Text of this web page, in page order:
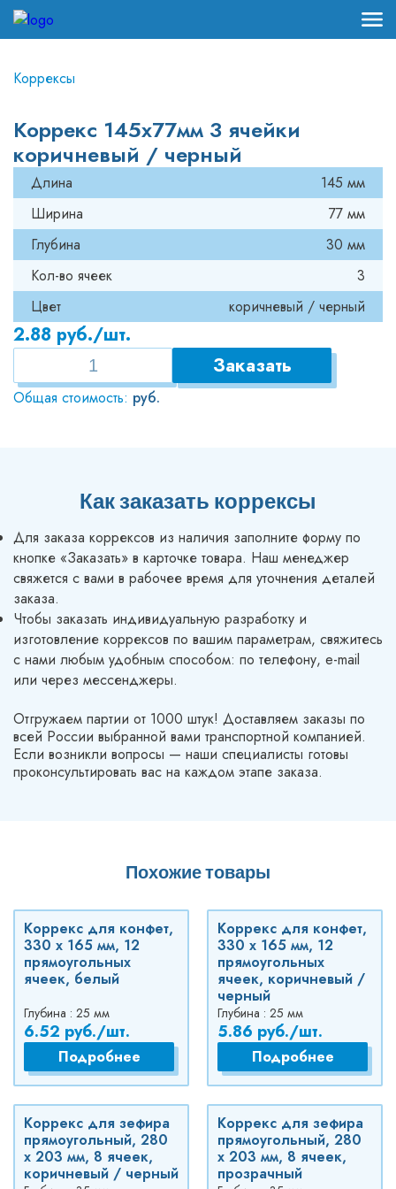
Коррексы
Коррекс 145x77мм 3 ячейки
коричневый / черный
Длина
145 мм
Ширина
77 мм
Глубина
30 мм
Кол-во ячеек
3
Цвет
коричневый / черный
2.88 руб./шт.
Заказать
Общая стоимость: руб.
Как заказать коррексы
Для заказа коррексов из наличия заполните форму по
кнопке «Заказать» в карточке товара. Наш менеджер
свяжется с вами в рабочее время для уточнения деталей
заказа.
Чтобы заказать индивидуальную разработку и
изготовление коррексов по вашим параметрам, свяжитесь
с нами любым удобным способом: по телефону, e-mail
или через мессенджеры.
Отгружаем партии от 1000 штук! Доставляем заказы по
всей России выбранной вами транспортной компанией.
Если возникли вопросы — наши специалисты готовы
проконсультировать вас на каждом этапе заказа.
Похожие товары
Коррекс для конфет,
330 x 165 мм, 12
прямоугольных
ячеек, белый
Глубина : 25 мм
6.52 руб./шт.
Подробнее
Коррекс для конфет,
330 x 165 мм, 12
прямоугольных
ячеек, коричневый /
черный
Глубина : 25 мм
5.86 руб./шт.
Подробнее
Коррекс для зефира
прямоугольный, 280
x 203 мм, 8 ячеек,
коричневый / черный
Коррекс для зефира
прямоугольный, 280
x 203 мм, 8 ячеек,
прозрачный
руб./шт.
Количество:шт.
Оформите заказ и мы свяжемся с Вами в
ближайшее время для уточнения деталей
Заказать
Пластиковая упаковка
Разработка упаковки
Производство
Доставка и оплата
Контакты
8-800-222-72-61